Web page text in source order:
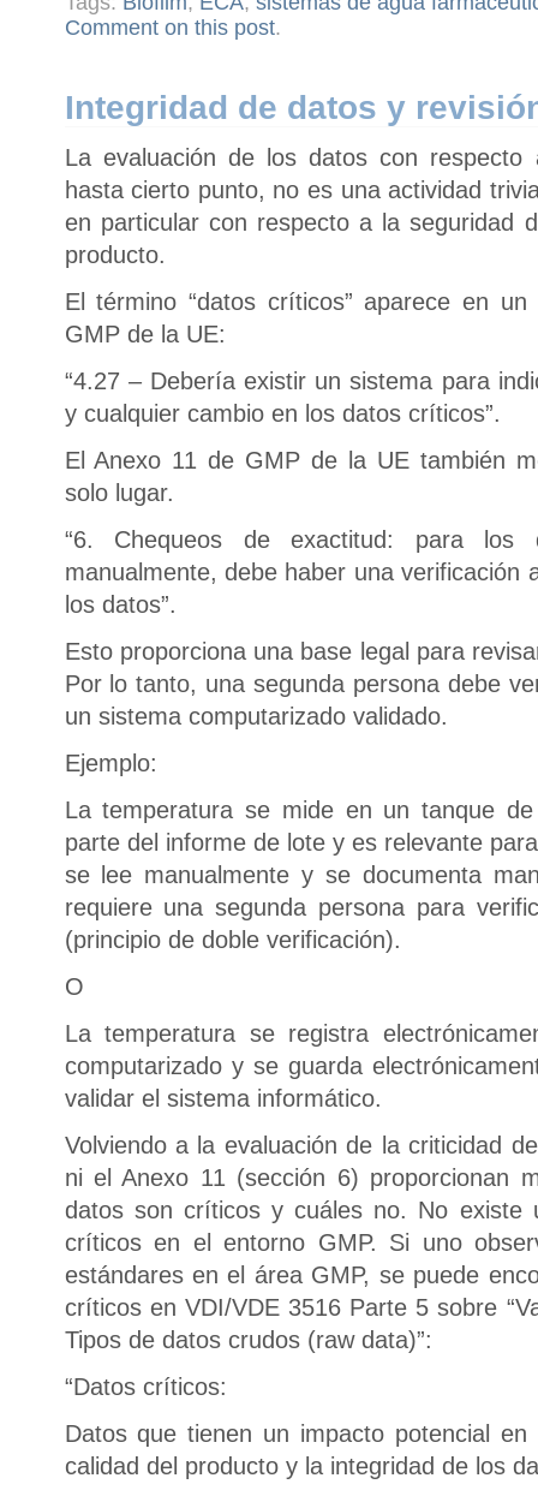
Comment on this post.
Integridad de datos y
La evaluación de los datos con
hasta cierto punto, no es una actividad
en particular con respecto a la seguridad
producto.
El término “datos críticos” aparece en
GMP de la UE:
“4.27 – Debería existir un sistema para
y cualquier cambio en los datos críticos”.
El Anexo 11 de GMP de la UE también
solo lugar.
“6. Chequeos de exactitud: para los
manualmente, debe haber una verificación
los datos”.
Esto proporciona una base legal para
Por lo tanto, una segunda persona debe
un sistema computarizado validado.
Ejemplo:
La temperatura se mide en un tanque
parte del informe de lote y es relevante
se lee manualmente y se documenta
requiere una segunda persona para
(principio de doble verificación).
O
La temperatura se registra
computarizado y se guarda
validar el sistema informático.
Volviendo a la evaluación de la criticidad
ni el Anexo 11 (sección 6) proporcionan
datos son críticos y cuáles no. No existe
críticos en el entorno GMP. Si uno
estándares en el área GMP, se puede
críticos en VDI/VDE 3516 Parte 5 sobre
Tipos de datos crudos (raw data)”:
“Datos críticos:
Datos que tienen un impacto potencial
calidad del producto y la integridad de los